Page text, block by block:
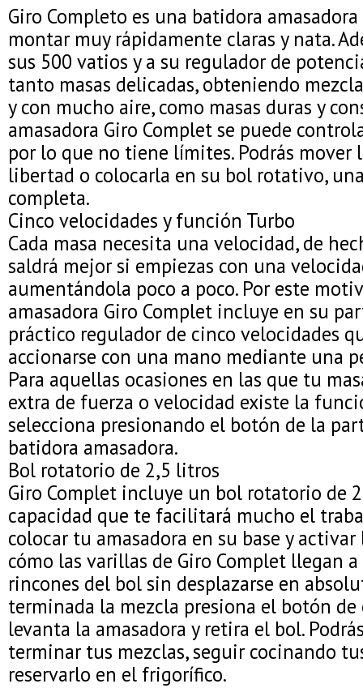
Giro Completo es una batidora
montar muy rápidamente claras y nata.
sus 500 vatios y a su regulador de
tanto masas delicadas, obteniendo
y con mucho aire, como masas duras y
amasadora Giro Complet se puede
por lo que no tiene límites. Podrás mover
libertad o colocarla en su bol rotativo,
completa.
Cinco velocidades y función Turbo
Cada masa necesita una velocidad, de
saldrá mejor si empiezas con una
aumentándola poco a poco. Por este
amasadora Giro Complet incluye en su
práctico regulador de cinco velocidades
accionarse con una mano mediante una
Para aquellas ocasiones en las que tu
extra de fuerza o velocidad existe la
selecciona presionando el botón de la
batidora amasadora.
Bol rotatorio de 2,5 litros
Giro Complet incluye un bol rotatorio de
capacidad que te facilitará mucho el
colocar tu amasadora en su base y
cómo las varillas de Giro Complet llegan
rincones del bol sin desplazarse en
terminada la mezcla presiona el botón de
levanta la amasadora y retira el bol.
terminar tus mezclas, seguir cocinando
reservarlo en el frigorífico.